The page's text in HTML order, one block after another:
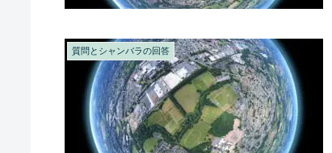
質問とシャンバラの回答